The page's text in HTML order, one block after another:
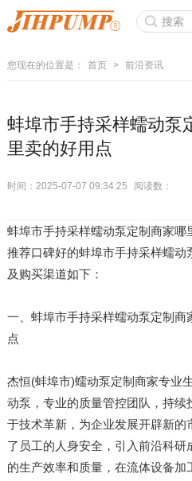
您现在的位置是： 首页 > 前沿资讯
蚌埠市手持采样蠕动泵
里卖的好用点
时间：2025-07-07 09:34:25 阅读数：
蚌埠市手持采样蠕动泵定制商家哪
推荐口碑好的蚌埠市手持采样蠕动
及购买渠道如下：
一、蚌埠市手持采样蠕动泵定制商
点
杰恒(蚌埠市)蠕动泵定制商家专业
动泵，专业的质量管控团队，持续
于技术革新，为企业发展开辟新的
了员工的人身安全，引入前沿科研
的生产效率和质量，在流体设备加